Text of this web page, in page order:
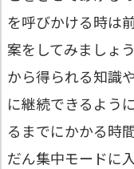
を呼びかける時は
案をしてみましょ
から得られる知識
に継続できるよう
るまでにかかる時
だん集中モードに